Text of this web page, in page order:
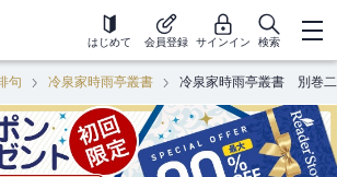
はじめて 会員登録 サインイン 検索
句 冷泉家時雨亭叢書 冷泉家時雨亭叢書 別巻二